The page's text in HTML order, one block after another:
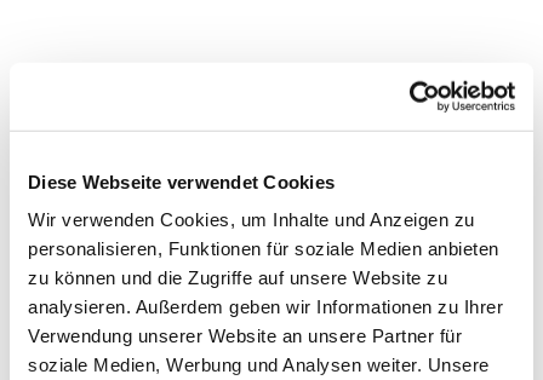
Diese Webseite verwendet Cookies
Wir verwenden Cookies, um Inhalte und Anzeigen zu
personalisieren, Funktionen für soziale Medien anbieten
zu können und die Zugriffe auf unsere Website zu
analysieren. Außerdem geben wir Informationen zu Ihrer
Verwendung unserer Website an unsere Partner für
soziale Medien, Werbung und Analysen weiter. Unsere